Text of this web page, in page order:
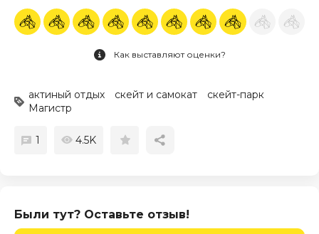
Как выставляют оценки?
актиный отдых скейт и самокат
скейт-парк
Магистр
1 4.5K
Были тут? Оставьте отзыв!